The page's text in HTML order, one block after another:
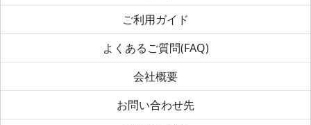
ご利用ガイド
よくあるご質問(FAQ)
会社概要
お問い合わせ先